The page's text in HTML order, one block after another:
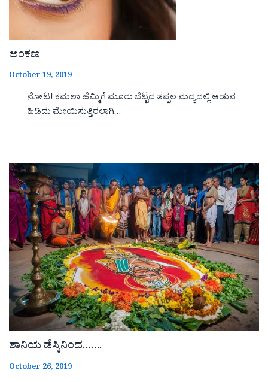
ಅಂಕಣ
October 19, 2019
ನೋಟ! ಕಮಲಾ ಹೆಮ್ಮಿಗೆ ಮೂರು ಬೆಟ್ಟದ ತಪ್ಪಲ ಮದ್ಯದಲ್ಲಿ ಆಡುವ
ಹಿಡಿದು ಮೇಯಿಸುತ್ತಿರಲಾಗಿ…
ಶಾನಿಯ ಡೆಸ್ಕಿನಿಂದ…….
October 26, 2019